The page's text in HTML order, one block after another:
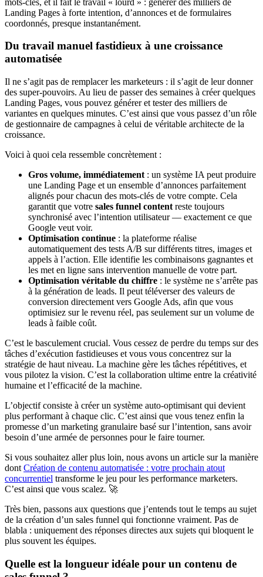
Landing Pages à forte intention, d’annonces et de formulaires
coordonnés, presque instantanément.
Du travail manuel fastidieux à une croissance
automatisée
Il ne s’agit pas de remplacer les marketeurs : il s’agit de leur donner
des super-pouvoirs. Au lieu de passer des semaines à créer quelques
Landing Pages, vous pouvez générer et tester des milliers de
variantes en quelques minutes. C’est ainsi que vous passez d’un rôle
de gestionnaire de campagnes à celui de véritable architecte de la
croissance.
Voici à quoi cela ressemble concrètement :
Gros volume, immédiatement : un système IA peut produire
une Landing Page et un ensemble d’annonces parfaitement
alignés pour chacun des mots-clés de votre compte. Cela
garantit que votre sales funnel content reste toujours
synchronisé avec l’intention utilisateur — exactement ce que
Google veut voir.
Optimisation continue : la plateforme réalise
automatiquement des tests A/B sur différents titres, images et
appels à l’action. Elle identifie les combinaisons gagnantes et
les met en ligne sans intervention manuelle de votre part.
Optimisation véritable du chiffre : le système ne s’arrête pas
à la génération de leads. Il peut téléverser des valeurs de
conversion directement vers Google Ads, afin que vous
optimisiez sur le revenu réel, pas seulement sur un volume de
leads à faible coût.
C’est le basculement crucial. Vous cessez de perdre du temps sur des
tâches d’exécution fastidieuses et vous vous concentrez sur la
stratégie de haut niveau. La machine gère les tâches répétitives, et
vous pilotez la vision. C’est la collaboration ultime entre la créativité
humaine et l’efficacité de la machine.
L’objectif consiste à créer un système auto-optimisant qui devient
plus performant à chaque clic. C’est ainsi que vous tenez enfin la
promesse d’un marketing granulaire basé sur l’intention, sans avoir
besoin d’une armée de personnes pour le faire tourner.
Si vous souhaitez aller plus loin, nous avons un article sur la manière
dont Création de contenu automatisée : votre prochain atout
concurrentiel transforme le jeu pour les performance marketers.
C’est ainsi que vous scalez. 🚀
Très bien, passons aux questions que j’entends tout le temps au sujet
de la création d’un sales funnel qui fonctionne vraiment. Pas de
blabla : uniquement des réponses directes aux sujets qui bloquent le
plus souvent les équipes.
Quelle est la longueur idéale pour un contenu de